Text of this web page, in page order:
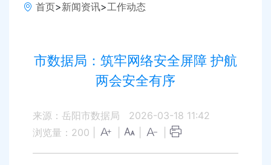
首页>新闻资讯>工作动态
市数据局：筑牢网络安全屏障 护航
两会安全有序
来源：岳阳市数据局
2026-03-18 11:42
浏览量： 200